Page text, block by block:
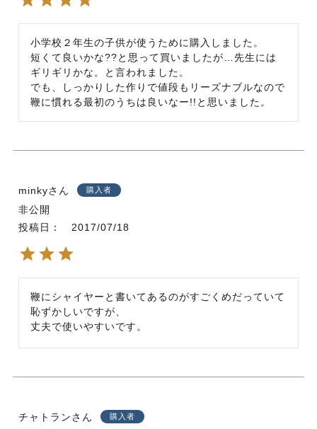
小学校２年生の子供が使うために購入しました。
短くて良いかな??と思って買いましたが…先生には
ギリギリかな。と言われました。
でも、しっかりした作りで値段もリーズナブルなので
鞭に慣れる最初のうちは良いなー!!と思いました。
minky 購入者
非公開
投稿日
2017/07/18
鞭にシャイヤーと書いてあるのがすごくめだっていて
恥ずかしいですが、
丈夫で使いやすいです。
チャトラン 購入者